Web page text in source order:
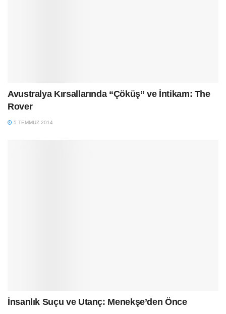
Avustralya Kırsallarında “Çöküş” ve İntikam: The
Rover
5 TEMMUZ 2014
İnsanlık Suçu ve Utanç: Menekşe’den Önce